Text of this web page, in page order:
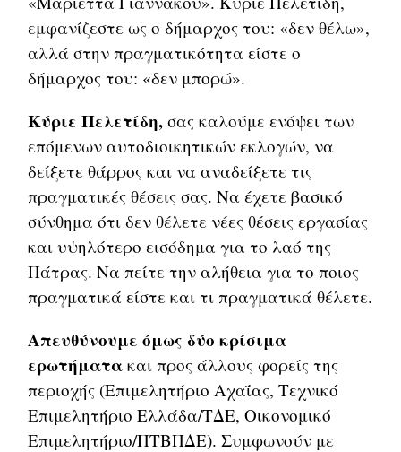
εμφανίζεστε ως ο δήμαρχος του: «δεν θέλω»,
αλλά στην πραγματικότητα είστε ο
δήμαρχος του: «δεν μπορώ».
Κύριε Πελετίδη,σας καλούμε ενόψει των
επόμενων αυτοδιοικητικών εκλογών, να
δείξετε θάρρος και να αναδείξετε τις
πραγματικές θέσεις σας. Να έχετε βασικό
σύνθημα ότι δεν θέλετε νέες θέσεις εργασίας
και υψηλότερο εισόδημα για το λαό της
Πάτρας. Να πείτε την αλήθεια για το ποιος
πραγματικά είστε και τι πραγματικά θέλετε.
Απευθύνουμε όμως δύο κρίσιμα
ερωτήματα και προς άλλους φορείς της
περιοχής (Επιμελητήριο Αχαΐας, Τεχνικό
Επιμελητήριο Ελλάδα/ΤΔΕ, Οικονομικό
Επιμελητήριο/ΠΤΒΠΔΕ). Συμφωνούν με